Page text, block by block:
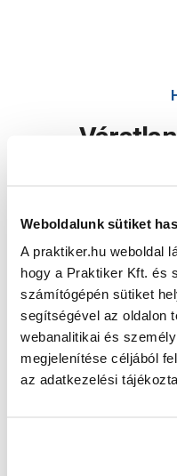
Weboldalunk sütiket
A praktiker.hu weboldal
hogy a Praktiker Kft. és
számítógépén sütiket
segítségével az oldalon
webanalitikai és
megjelenítése céljából
az adatkezelési